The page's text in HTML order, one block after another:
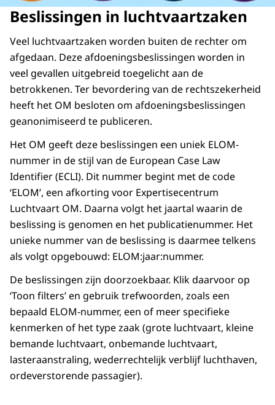
Beslissingen in luchtvaartzaken
Veel luchtvaartzaken worden buiten de rechter om
afgedaan. Deze afdoeningsbeslissingen worden in
veel gevallen uitgebreid toegelicht aan de
betrokkenen. Ter bevordering van de rechtszekerheid
heeft het OM besloten om afdoeningsbeslissingen
geanonimiseerd te publiceren.
Het OM geeft deze beslissingen een uniek ELOM-
nummer in de stijl van de European Case Law
Identifier (ECLI). Dit nummer begint met de code
‘ELOM’, een afkorting voor Expertisecentrum
Luchtvaart OM. Daarna volgt het jaartal waarin de
beslissing is genomen en het publicatienummer. Het
unieke nummer van de beslissing is daarmee telkens
als volgt opgebouwd: ELOM:jaar:nummer.
De beslissingen zijn doorzoekbaar. Klik daarvoor op
‘Toon filters’ en gebruik trefwoorden, zoals een
bepaald ELOM-nummer, een of meer specifieke
kenmerken of het type zaak (grote luchtvaart, kleine
bemande luchtvaart, onbemande luchtvaart,
lasteraanstraling, wederrechtelijk verblijf luchthaven,
ordeverstorende passagier).